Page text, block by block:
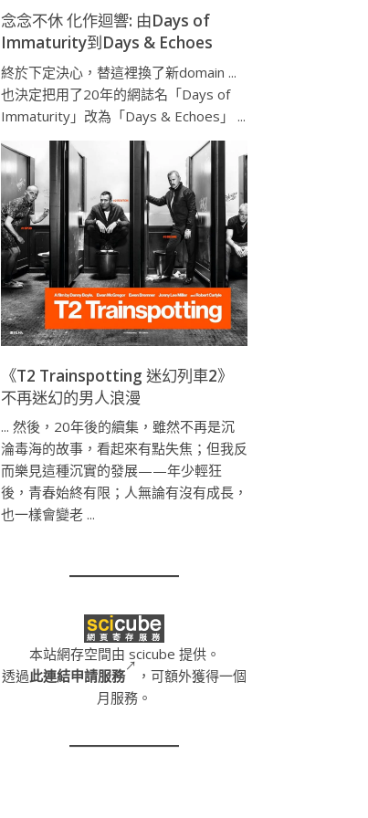
念念不休 化作迴響: 由Days of
Immaturity到Days & Echoes
終於下定決心，替這裡換了新domain ...
也決定把用了20年的網誌名「Days of
Immaturity」改為「Days & Echoes」 ...
《T2 Trainspotting 迷幻列車2》
不再迷幻的男人浪漫
... 然後，20年後的續集，雖然不再是沉
淪毒海的故事，看起來有點失焦；但我反
而樂見這種沉實的發展——年少輕狂
後，青春始終有限；人無論有沒有成長，
也一樣會變老 ...
本站網存空間由 scicube 提供。
透過此連結申請服務
，可額外獲得一個
月服務。